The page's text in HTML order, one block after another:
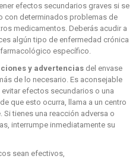
efectos secundarios graves si se
con determinados problemas de
medicamentos. Deberás acudir a
algún tipo de enfermedad crónica
específico.
y advertencias del envase
de lo necesario. Es aconsejable
efectos secundarios o una
que esto ocurra, llama a un centro
tienes una reacción adversa o
interrumpe inmediatamente su
sean efectivos,